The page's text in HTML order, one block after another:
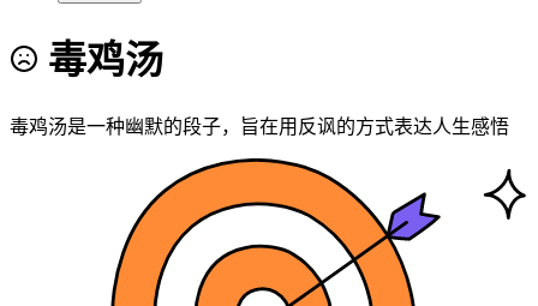
毒鸡汤
毒鸡汤是一种幽默的段子，旨在用反讽的方式表达人生感悟